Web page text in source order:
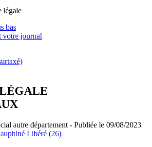
légale
bas
votre journal
autre département - Publiée le 09/08/2023
Libéré (26)